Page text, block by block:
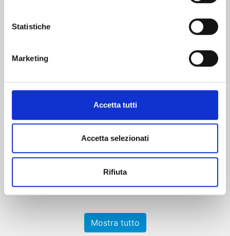
Statistiche
Marketing
Accetta tutti
Accetta selezionati
Rifiuta
ICHI THE WITCH n. 4
27/10/2026
Mostra tutto